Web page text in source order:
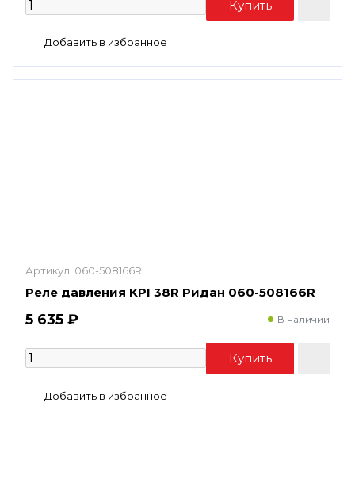
Артикул: 060-508166R
Реле давления KPI 38R Ридан 060-508166R
5 635 ₽ В наличии